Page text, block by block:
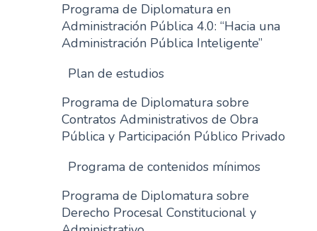
Programa de Diplomatura en
Administración Pública 4.0: “Hacia una
Administración Pública Inteligente”
Plan de estudios
Programa de Diplomatura sobre
Contratos Administrativos de Obra
Pública y Participación Público Privado
Programa de contenidos mínimos
Programa de Diplomatura sobre
Derecho Procesal Constitucional y